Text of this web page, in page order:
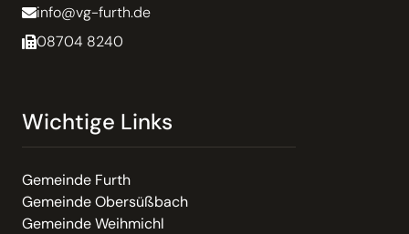
info@vg-furth.de
08704 8240
Wichtige Links
Gemeinde Furth
Gemeinde Obersüßbach
Gemeinde Weihmichl